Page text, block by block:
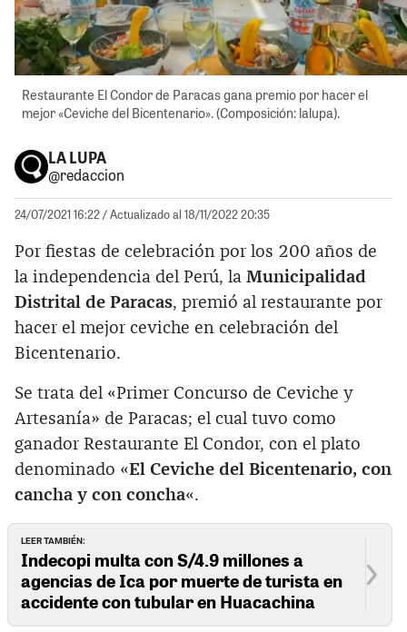
Restaurante El Condor de Paracas gana premio por hacer el
mejor «Ceviche del Bicentenario». (Composición: lalupa).
LA LUPA
@redaccion
24/07/2021 16:22/ Actualizado al 18/11/2022 20:35
Por fiestas de celebración por los 200 años de
la independencia del Perú, la Municipalidad
Distrital de Paracas, premió al restaurante por
hacer el mejor ceviche en celebración del
Bicentenario.
Se trata del «Primer Concurso de Ceviche y
Artesanía» de Paracas; el cual tuvo como
ganador Restaurante El Condor, con el plato
denominado «El Ceviche del Bicentenario, con
cancha y con concha«.
LEER TAMBIÉN:
Indecopi multa con S/4.9 millones a
agencias de Ica por muerte de turista en
accidente con tubular en Huacachina